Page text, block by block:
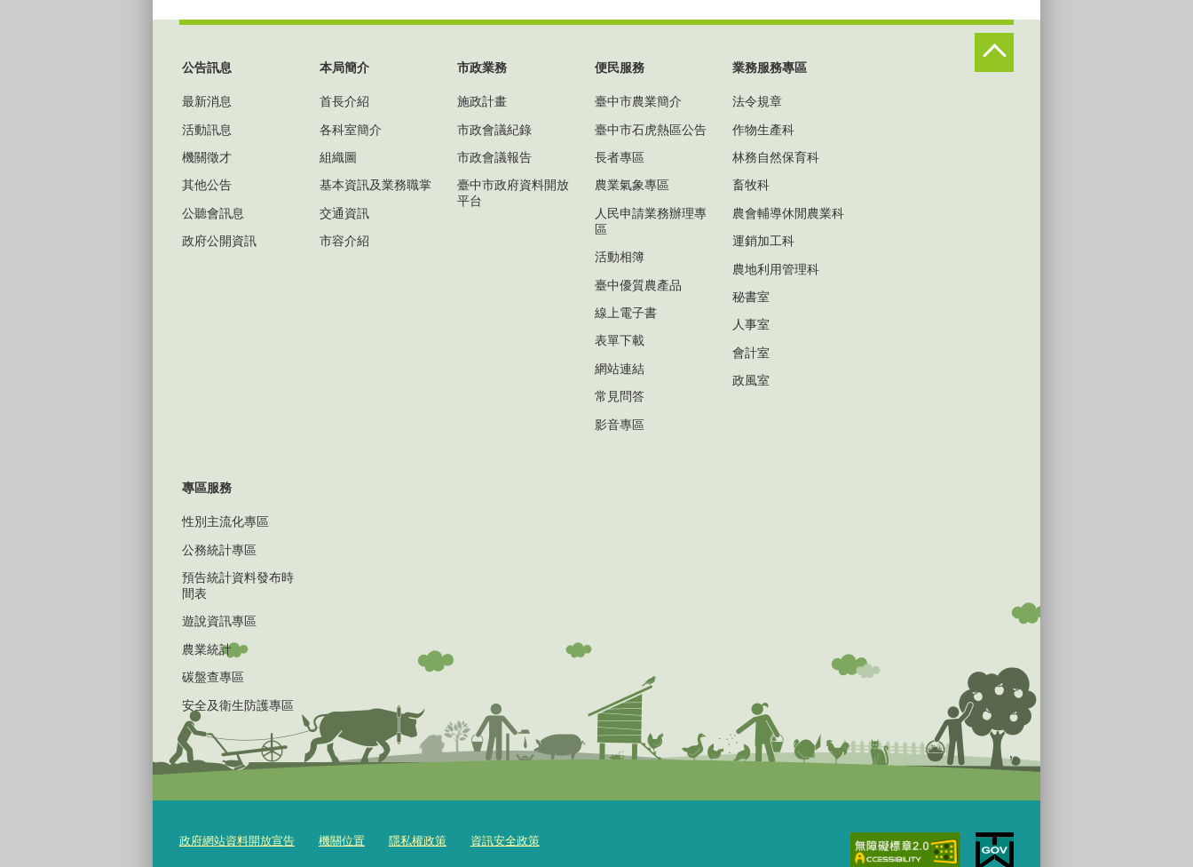
公告訊息
最新消息
活動訊息
機關徵才
其他公告
公聽會訊息
政府公開資訊
本局簡介
首長介紹
各科室簡介
組織圖
基本資訊及業務職掌
交通資訊
市容介紹
市政業務
施政計畫
市政會議紀錄
市政會議報告
臺中市政府資料開放
平台
便民服務
臺中市農業簡介
臺中市石虎熱區公告
長者專區
農業氣象專區
人民申請業務辦理專
區
活動相簿
臺中優質農產品
線上電子書
表單下載
網站連結
常見問答
影音專區
業務服務專區
法令規章
作物生產科
林務自然保育科
畜牧科
農會輔導休閒農業科
運銷加工科
農地利用管理科
秘書室
人事室
會計室
政風室
專區服務
性別主流化專區
公務統計專區
預告統計資料發布時
間表
遊說資訊專區
農業統計
碳盤查專區
安全及衛生防護專區
政府網站資料開放宣告 機關位置 隱私權政策 資訊安全政策